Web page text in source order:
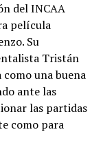
del INCAA
película
Su
Tristán
una buena
ante las
las partidas
como para